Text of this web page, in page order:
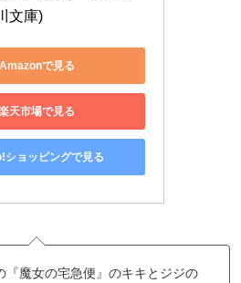
文庫)
Amazonで見る
天市場で見る
ショッピングで見る
『魔女の宅急便』のキキとジジの